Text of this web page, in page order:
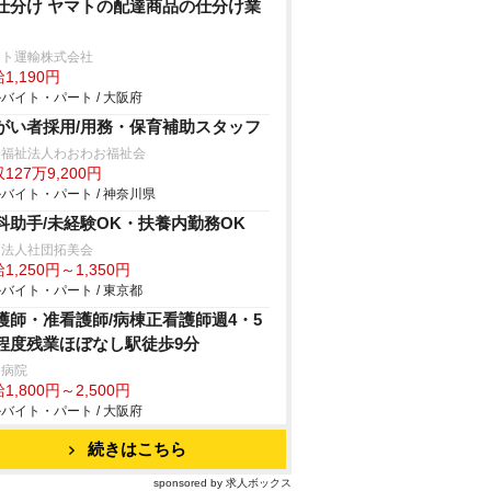
分け ヤマトの配達商品の仕分け業
運輸株式会社
1,190円
イト・パート / 大阪府
い者採用/用務・保育補助スタッフ
祉法人わおわお福祉会
127万9,200円
イト・パート / 神奈川県
助手/未経験OK・扶養内勤務OK
人社団拓美会
1,250円～1,350円
イト・パート / 東京都
師・准看護師/病棟正看護師週4・5
度残業ほぼなし駅徒歩9分
院
1,800円～2,500円
イト・パート / 大阪府
続きはこちら
sponsored by 求人ボックス